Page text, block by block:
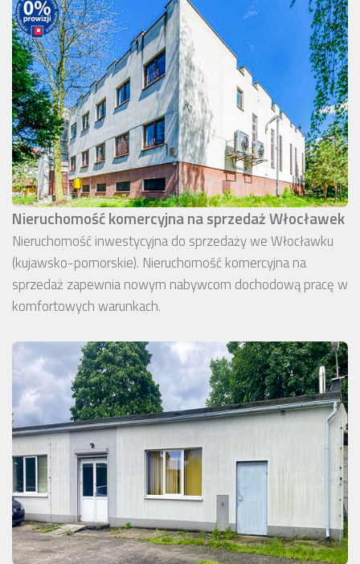
Nieruchomość komercyjna na sprzedaż Włocławek
Nieruchomość inwestycyjna do sprzedaży we Włocławku
(kujawsko-pomorskie). Nieruchomość komercyjna na
sprzedaż zapewnia nowym nabywcom dochodową pracę w
komfortowych warunkach.